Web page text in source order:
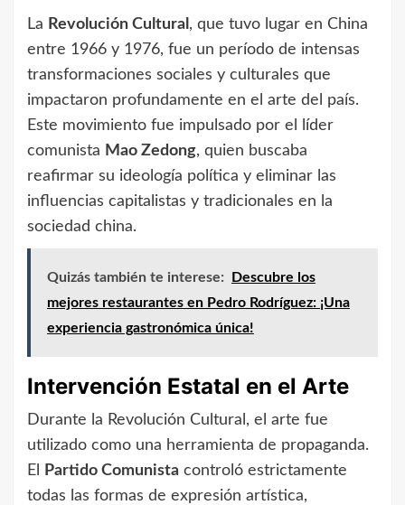
La Revolución Cultural , que tuvo lugar en China
entre 1966 y 1976, fue un período de intensas
transformaciones sociales y culturales que
impactaron profundamente en el arte del país.
Este movimiento fue impulsado por el líder
comunista Mao Zedong, quien buscaba
reafirmar su ideología política y eliminar las
influencias capitalistas y tradicionales en la
sociedad china.
Quizás también te interese:
Descubre los
mejores restaurantes en Pedro Rodríguez: ¡Una
experiencia gastronómica única!
Intervención Estatal en el Arte
Durante la Revolución Cultural, el arte fue
utilizado como una herramienta de propaganda.
El
Partido Comunista controló estrictamente
todas las formas de expresión artística,